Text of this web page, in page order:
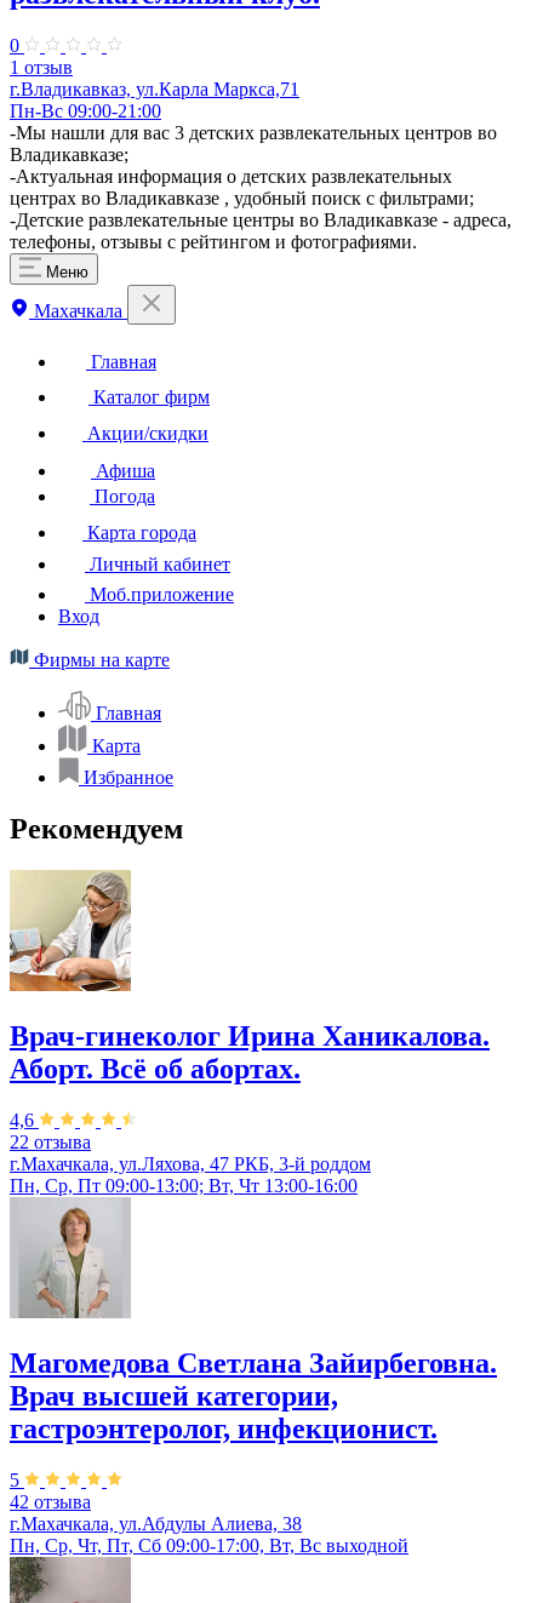
0
1 отзыв
г.Владикавказ, ул.​Карла Маркса,71
Пн-Вс 09:00-21:00
-Мы нашли для вас 3 детских развлекательных центров во
Владикавказе;
-Актуальная информация о детских развлекательных
центрах во Владикавказе , удобный поиск с фильтрами;
-Детские развлекательные центры во Владикавказе - адреса,
телефоны, отзывы с рейтингом и фотографиями.
Меню
Махачкала
Главная
Каталог фирм
Акции/скидки
Афиша
Погода
Карта города
Личный кабинет
Моб.приложение
Вход
Фирмы на карте
Главная
Карта
Избранное
Рекомендуем
Врач-гинеколог Ирина Ханикалова.
Аборт. Всё об абортах.
4,6
22 отзыва
г.Махачкала, ул.Ляхова, 47 РКБ, 3-й роддом
Пн, Ср, Пт 09:00-13:00; Вт, Чт 13:00-16:00
Магомедова Светлана Зайирбеговна.
Врач высшей категории,
гастроэнтеролог, инфекционист.
5
42 отзыва
г.Махачкала, ул.Абдулы Алиева, 38
Пн, Ср, Чт, Пт, Сб 09:00-17:00, Вт, Вс выходной